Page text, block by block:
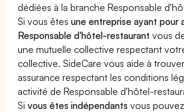
dédiées à la branche Responsable
Si vous êtesune entreprise ayant pour
Responsable d'hôtel-restaurant vous
une mutuelle collective respectant
collective. SideCare vous aide à
assurance respectant les conditions
activité de Responsable d'hôtel-
Sivous êtes indépendants vous